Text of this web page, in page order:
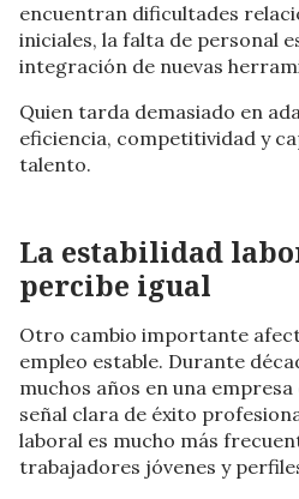
encuentran dificultades
iniciales, la falta de personal
integración de nuevas
Quien tarda demasiado en
eficiencia, competitividad y
talento.
La estabilidad
percibe igual
Otro cambio importante
empleo estable. Durante
muchos años en una
señal clara de éxito
laboral es mucho más
trabajadores jóvenes y